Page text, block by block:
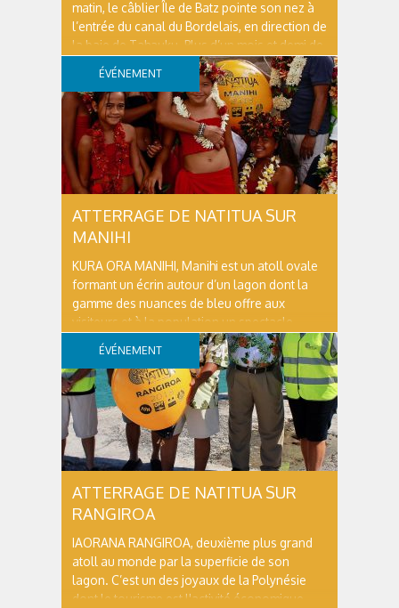
matin, le câblier Île de Batz pointe son nez à
l’entrée du canal du Bordelais, en direction de
la baie de Tahauku. Plus d’un mois et demi de
mission dans les atolls de l’archipel des
Tuamotu, c’est un paysage radicalement
différent que découvre...
ÉVÉNEMENT
ATTERRAGE DE NATITUA SUR
MANIHI
KURA ORA MANIHI, Manihi est un atoll ovale
formant un écrin autour d’un lagon dont la
gamme des nuances de bleu offre aux
visiteurs et à la population un spectacle
somptueux sans cesse renouvelé au grès
des variations de la luminosité entre soleil et
nuages. Bien qu’historiquement Manihi est...
ÉVÉNEMENT
ATTERRAGE DE NATITUA SUR
RANGIROA
IAORANA RANGIROA, deuxième plus grand
atoll au monde par la superficie de son
lagon. C’est un des joyaux de la Polynésie
dont le tourisme est l'activité économique